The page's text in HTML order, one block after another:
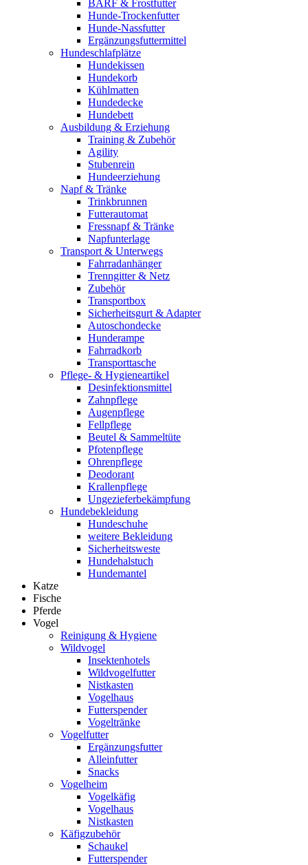
BARF & Frostfutter
Hunde-Trockenfutter
Hunde-Nassfutter
Ergänzungsfuttermittel
Hundeschlafplätze
Hundekissen
Hundekorb
Kühlmatten
Hundedecke
Hundebett
Ausbildung & Erziehung
Training & Zubehör
Agility
Stubenrein
Hundeerziehung
Napf & Tränke
Trinkbrunnen
Futterautomat
Fressnapf & Tränke
Napfunterlage
Transport & Unterwegs
Fahrradanhänger
Trenngitter & Netz
Zubehör
Transportbox
Sicherheitsgurt & Adapter
Autoschondecke
Hunderampe
Fahrradkorb
Transporttasche
Pflege- & Hygieneartikel
Desinfektionsmittel
Zahnpflege
Augenpflege
Fellpflege
Beutel & Sammeltüte
Pfotenpflege
Ohrenpflege
Deodorant
Krallenpflege
Ungezieferbekämpfung
Hundebekleidung
Hundeschuhe
weitere Bekleidung
Sicherheitsweste
Hundehalstuch
Hundemantel
Katze
Fische
Pferde
Vogel
Reinigung & Hygiene
Wildvogel
Insektenhotels
Wildvogelfutter
Nistkasten
Vogelhaus
Futterspender
Vogeltränke
Vogelfutter
Ergänzungsfutter
Alleinfutter
Snacks
Vogelheim
Vogelkäfig
Vogelhaus
Nistkasten
Käfigzubehör
Schaukel
Futterspender